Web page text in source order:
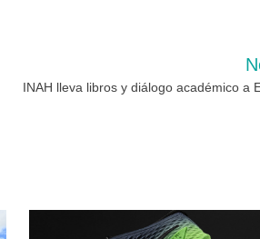
INAH lleva libros y diálogo académico a